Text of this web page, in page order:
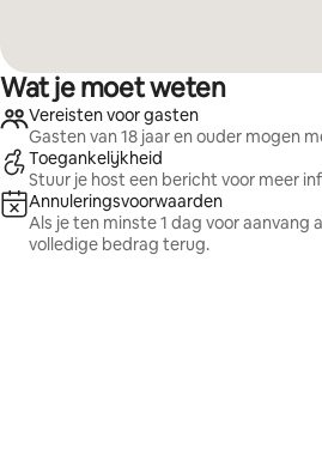
Wat je moet weten
Vereisten voor gasten
Gasten van 18 jaar en ouder mogen
Toegankelijkheid
Stuur je host een bericht voor meer
Annuleringsvoorwaarden
Als je ten minste 1 dag voor aanvang
volledige bedrag terug.